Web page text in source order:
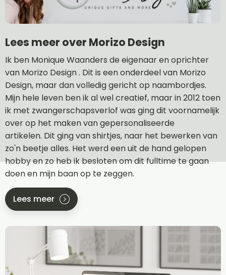
Lees meer over Morizo Design
Ik ben Monique Waanders de eigenaar en oprichter
van Morizo Design . Dit is een onderdeel van Morizo
Design, maar dan volledig gericht op naambordjes.
Mijn hele leven ben ik al wel creatief, maar in 2012 toen
ik met zwangerschapsverlof was ging dit voornamelijk
over op het maken van gepersonaliseerde
artikelen. Dit ging van shirtjes, naar het bewerken van
zo'n beetje alles. Het werd een uit de hand gelopen
hobby en zo heb ik besloten om dit fulltime te gaan
doen en mijn baan op te zeggen.
Lees meer